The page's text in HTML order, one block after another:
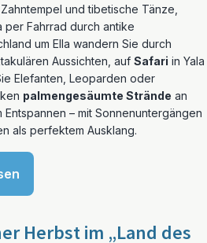
und tibetische Tänze,
per Fahrrad durch antike
um Ella wandern Sie durch
Aussichten, auf Safari in Yala
Elefanten, Leoparden oder
palmengesäumte Strände an
– mit Sonnenuntergängen
als perfektem Ausklang.
Herbst im „Land des